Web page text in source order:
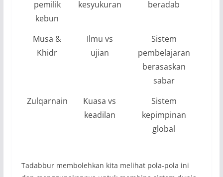
pemilik
kebun
kesyukuran
beradab
Musa &
Khidr
Ilmu vs
ujian
Sistem
pembelajaran
berasaskan
sabar
Zulqarnain
Kuasa vs
keadilan
Sistem
kepimpinan
global
Tadabbur membolehkan kita melihat pola-pola ini